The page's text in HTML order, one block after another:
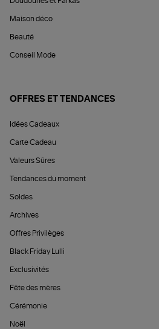
Maison déco
Beauté
Conseil Mode
OFFRES ET TENDANCES
Idées Cadeaux
Carte Cadeau
Valeurs Sûres
Tendances du moment
Soldes
Archives
Offres Privilèges
Black Friday Lulli
Exclusivités
Fête des mères
Cérémonie
Noël